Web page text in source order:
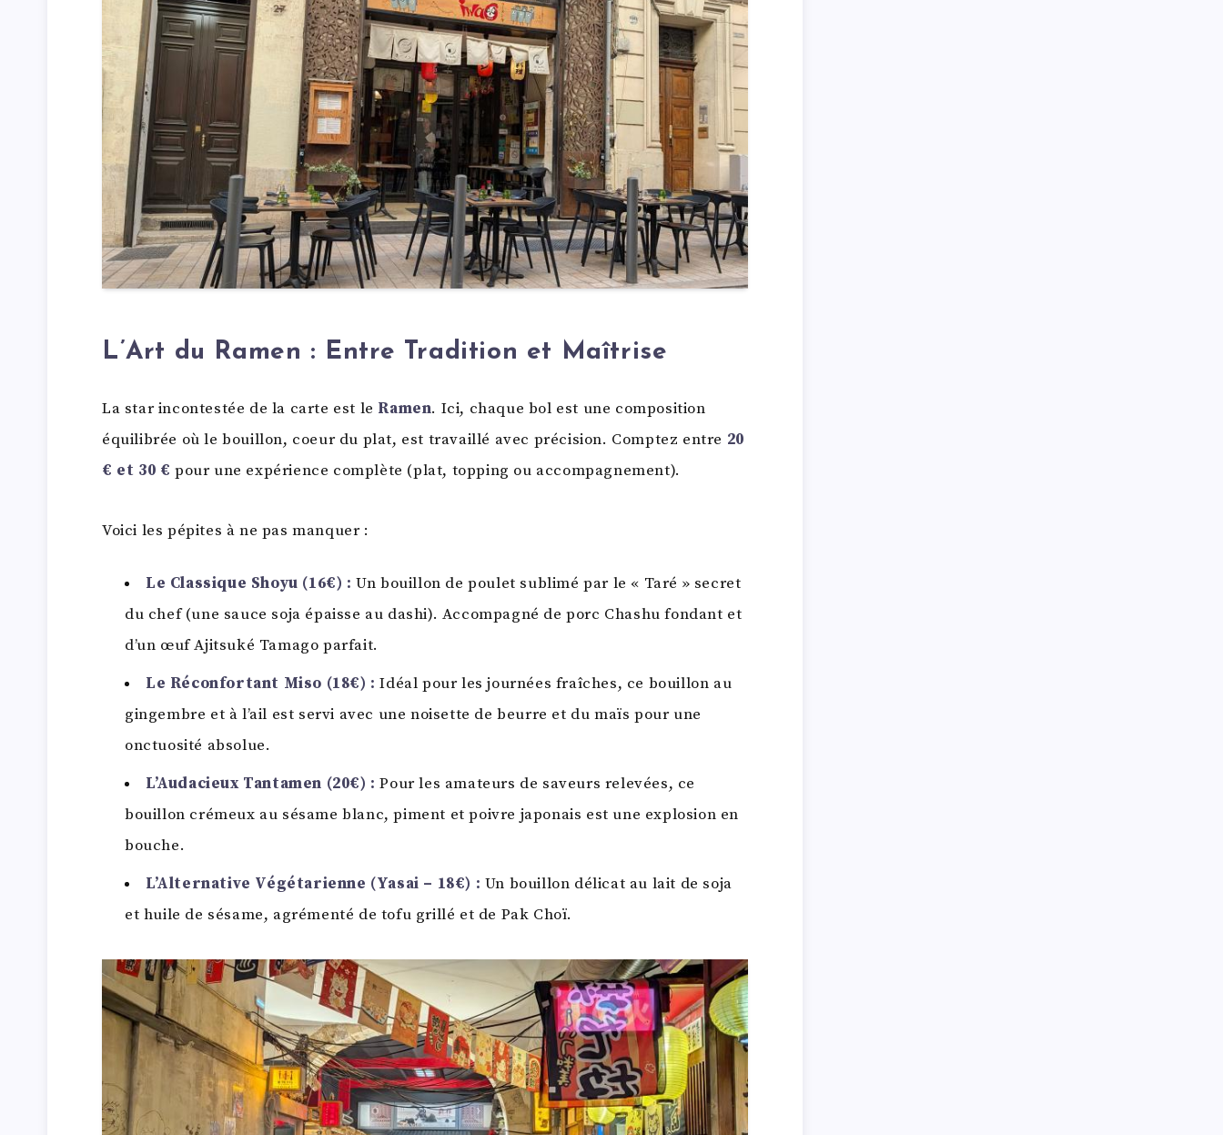
L’Art du Ramen : Entre Tradition et Maîtrise
La star incontestée de la carte est le Ramen. Ici, chaque bol est une composition
équilibrée où le bouillon, coeur du plat, est travaillé avec précision. Comptez entre 20
€ et 30 € pour une expérience complète (plat, topping ou accompagnement).
Voici les pépites à ne pas manquer :
Le Classique Shoyu (16€) : Un bouillon de poulet sublimé par le « Taré » secret
du chef (une sauce soja épaisse au dashi). Accompagné de porc Chashu fondant et
d’un œuf Ajitsuké Tamago parfait.
Le Réconfortant Miso (18€) : Idéal pour les journées fraîches, ce bouillon au
gingembre et à l’ail est servi avec une noisette de beurre et du maïs pour une
onctuosité absolue.
L’Audacieux Tantamen (20€) : Pour les amateurs de saveurs relevées, ce
bouillon crémeux au sésame blanc, piment et poivre japonais est une explosion en
bouche.
L’Alternative Végétarienne (Yasai – 18€) : Un bouillon délicat au lait de soja
et huile de sésame, agrémenté de tofu grillé et de Pak Choï.